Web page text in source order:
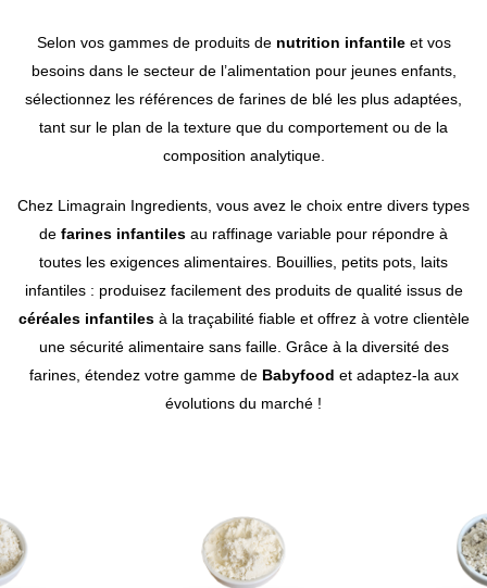
Selon vos gammes de produits de nutrition infantileet vos
besoins dans le secteur de l’alimentation pour jeunes enfants,
sélectionnez les références de farines de blé les plus adaptées,
tant sur le plan de la texture que du comportement ou de la
composition analytique.
Chez Limagrain Ingredients, vous avez le choix entre divers types
de farines infantiles au raffinage variable pour répondre à
toutes les exigences alimentaires. Bouillies, petits pots, laits
infantiles : produisez facilement des produits de qualité issus de
céréales infantilesà la traçabilité fiable et offrez à votre clientèle
une sécurité alimentaire sans faille. Grâce à la diversité des
farines, étendez votre gamme de Babyfood et adaptez-la aux
évolutions du marché !